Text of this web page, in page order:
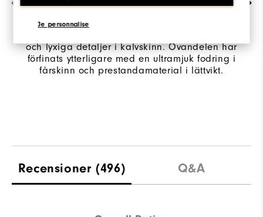
Je personnalise
och lyxiga detaljer i kalvskinn. Ovandelen har
förfinats ytterligare med en ultramjuk fodring i
fårskinn och prestandamaterial i lättvikt.
Recensioner (496) Q&A